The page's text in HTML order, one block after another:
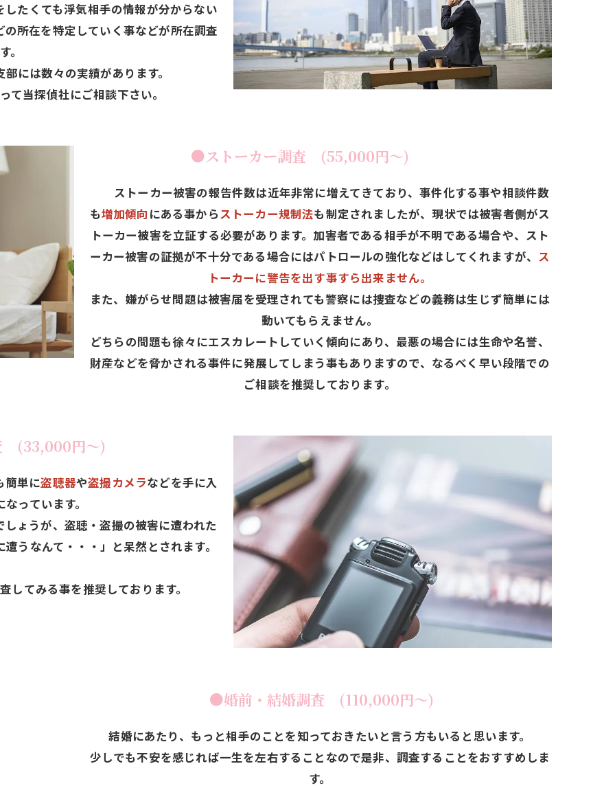
たくても浮気相手の情報が分からない
所在を特定していく事などが所在調査
。
には数々の実績があります。
て当探偵社にご相談下さい。
●ストーカー調査 (55,000円～)
ストーカー被害の報告件数は近年非常に増えてきており、事件化する事や相談件数
も増加傾向 にある事からストーカー規制法も制定されましたが、現状では被害者側がス
トーカー被害を立証する必要があります。加害者である相手が不明である場合や、スト
ーカー被害の証拠が不十分である場合にはパトロールの強化などはしてくれますが、 ス
トーカーに警告を出す事すら出来ません。
また、嫌がらせ問題は被害届を受理されても警察には捜査などの義務は生じず簡単には
動いてもらえません。
どちらの問題も徐々にエスカレートしていく傾向にあり、最悪の場合には生命や名誉、
財産などを脅かされる事件に発展してしまう事もありますので、なるべく早い段階での
ご相談を推奨しております。
(33,000円～)
簡単に盗聴器や盗撮カメラなどを手に入
っています。
ょうが、盗聴・盗撮の被害に遭われた
うなんて・・・」と呆然とされます。
してみる事を推奨しております。
●婚前・結婚調査 (110,000円～)
結婚にあたり、もっと相手のことを知っておきたいと言う方もいると思います。
少しでも不安を感じれば一生を左右することなので是非、調査することをおすすめしま
す。